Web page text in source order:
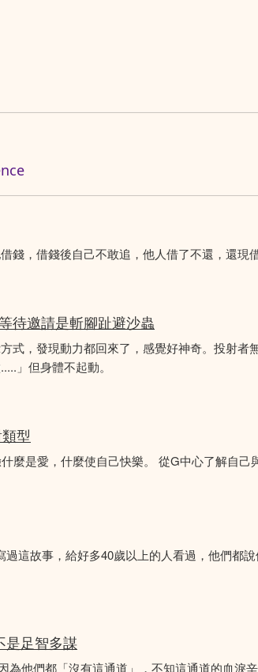
，借錢後自己不敢追，他人借了不還，還現
待邀請是斬腳趾避沙蟲
式，發現動力都回來了，感覺好神奇。投射者
」但身體不起動。
型
麼是愛，什麼使自己快樂。 從G中心了解自己
這故事，給好多40歲以上的人看過，他們都
是足智多謀
為他們都「沒有這通道」，不知這通道的血淚